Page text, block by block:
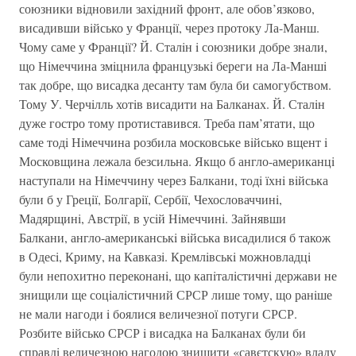
союзники вiдновили захiдний фронт, але обов’язково,
висадивши вiйсько у Францiї, через протоку Ла-Манш.
Чому саме у Францiї? Й. Сталiн i союзники добре знали,
що Нiмеччина змiцнила французькi береги на Ла-Маншi
так добре, що висадка десанту там була би самогубством.
Тому У. Черчiлль хотiв висадити на Балканах. Й. Сталiн
дуже гостро тому протиставився. Треба пам’ятати, що
саме тодi Нiмеччина розбила московське вiйсько вщент i
Московщина лежала безсильна. Якщо б англо-американцi
наступали на Нiмеччину через Балкани, тодi їхнi вiйська
були б у Грецiї, Болгарiї, Сербiї, Чехословаччинi,
Мадярщинi, Австрiї, в усiй Нiмеччинi. Зайнявши
Балкани, англо-американськi вiйська висадилися б також
в Одесi, Криму, на Кавказi. Кремлiвськi можновладцi
були непохитно переконанi, що капiталiстичнi держави не
знищили ще соцiалiстичний СРСР лише тому, що ранiше
не мали нагоди i боялися величезної потуги СРСР.
Розбите вiйсько СРСР i висадка на Балканах були би
справдi величезною нагодою знищити «савєтскую» владу